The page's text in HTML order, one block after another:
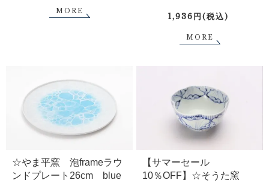
MORE
1,936円(税込)
MORE
☆やま平窯 泡frameラウ
ンドプレート26cm blue
【サマーセール
10％OFF】☆そうた窯